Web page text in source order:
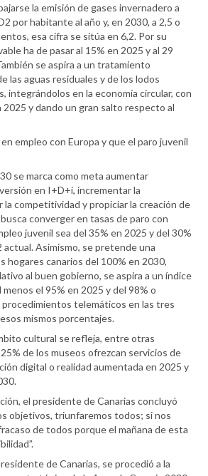
la emisión de gases invernadero a
por habitante al año y, en 2030, a 2,5 o
esa cifra se sitúa en 6,2. Por su
ha de pasar al 15% en 2025 y al 29
se aspira a un tratamiento
las aguas residuales y de los lodos
integrándolos en la economía circular, con
2025 y dando un gran salto respecto al
empleo con Europa y que el paro juvenil
se marca como meta aumentar
en I+D+i, incrementar la
la competitividad y propiciar la creación de
converger en tasas de paro con
juvenil sea del 35% en 2025 y del 30%
actual. Asimismo, se pretende una
hogares canarios del 100% en 2030,
al buen gobierno, se aspira a un índice
el 95% en 2025 y del 98% o
telemáticos en las tres
mismos porcentajes.
cultural se refleja, entre otras
de los museos ofrezcan servicios de
digital o realidad aumentada en 2025 y
el presidente de Canarias concluyó
objetivos, triunfaremos todos; si nos
de todos porque el mañana de esta
de Canarias, se procedió a la